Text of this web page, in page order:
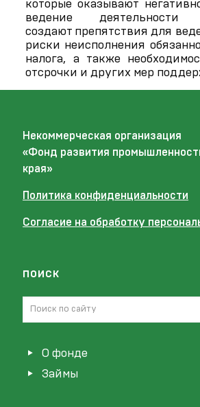
которые оказывают
ведение деятельности
создают препятствия для
риски неисполнения
налога, а также
отсрочки и других мер
Некоммерческая организация
«Фонд развития
края»
Политика конфиденциальности
Согласие на обработку
поиск
О фонде
Займы